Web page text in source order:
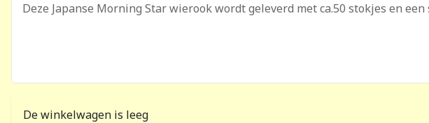
Deze Japanse Morning Star wierook wordt geleverd met ca.50 stokjes en een
De winkelwagen is leeg